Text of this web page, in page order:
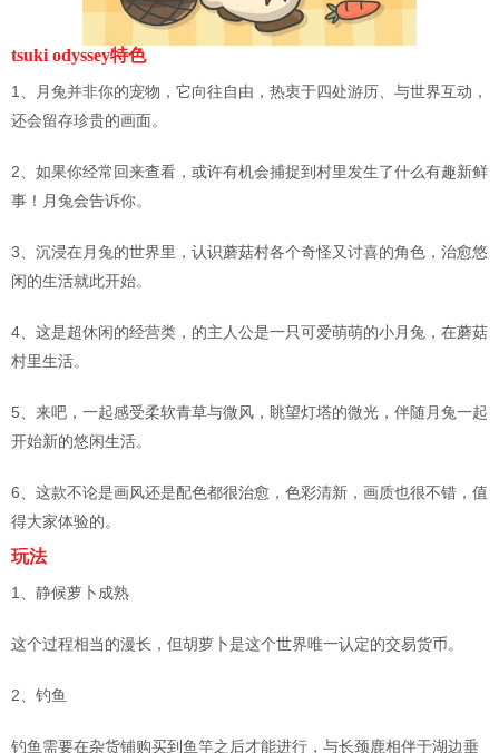
tsuki odyssey特色
1、月兔并非你的宠物，它向往自由，热衷于四处游历、与世界互动，
还会留存珍贵的画面。
2、如果你经常回来查看，或许有机会捕捉到村里发生了什么有趣新鲜
事！月兔会告诉你。
3、沉浸在月兔的世界里，认识蘑菇村各个奇怪又讨喜的角色，治愈悠
闲的生活就此开始。
4、这是超休闲的经营类，的主人公是一只可爱萌萌的小月兔，在蘑菇
村里生活。
5、来吧，一起感受柔软青草与微风，眺望灯塔的微光，伴随月兔一起
开始新的悠闲生活。
6、这款不论是画风还是配色都很治愈，色彩清新，画质也很不错，值
得大家体验的。
玩法
1、静候萝卜成熟
这个过程相当的漫长，但胡萝卜是这个世界唯一认定的交易货币。
2、钓鱼
钓鱼需要在杂货铺购买到鱼竿之后才能进行，与长颈鹿相伴于湖边垂